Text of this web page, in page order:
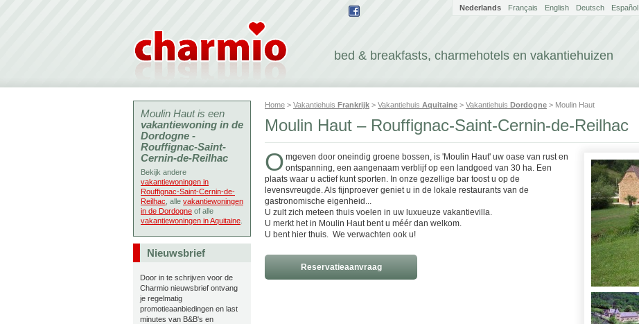
bed & breakfasts, charmehotels en vakantiehuizen
Nederlands Français English Deutsch Español
Home > Vakantiehuis Frankrijk > Vakantiehuis Aquitaine > Vakantiehuis Dordogne > Moulin Haut
Moulin Haut – Rouffignac-Saint-Cernin-de-Reilhac
O mgeven door oneindig groene bossen, is 'Moulin Haut' uw oase van rust en
ontspanning, een aangenaam verblijf op een landgoed van 30 ha. Een
plaats waar u actief kunt sporten. In onze gezellige bar toost u op de
levensvreugde. Als fijnproever geniet u in de lokale restaurants van de
gastronomische eigenheid...
U zult zich meteen thuis voelen in uw luxueuze vakantievilla.
U merkt het in Moulin Haut bent u méér dan welkom.
U bent hier thuis. We verwachten ook u!
Reservatieaanvraag
Moulin Haut is een
vakantiewoning in de
Dordogne -
Rouffignac-Saint-
Cernin-de-Reilhac
Bekijk andere
vakantiewoningen in
Rouffignac-Saint-Cernin-de-
Reilhac , alle vakantiewoningen
in de Dordogne of alle
vakantiewoningen in Aquitaine
Nieuwsbrief
Door in te schrijven voor de
Charmio nieuwsbrief ontvang
je regelmatig
promotieaanbiedingen en last
minutes van B&B's en